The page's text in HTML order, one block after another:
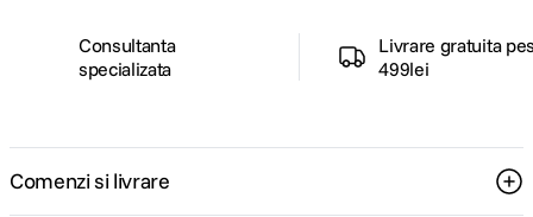
Consultanta
specializata
Livrare gratuita
499lei
Comenzi si livrare